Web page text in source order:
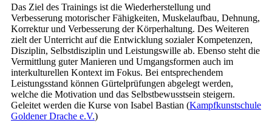
Das Ziel des Trainings ist die Wiederherstellung und
Verbesserung motorischer Fähigkeiten, Muskelaufbau, Dehnung,
Korrektur und Verbesserung der Körperhaltung. Des Weiteren
zielt der Unterricht auf die Entwicklung sozialer Kompetenzen,
Disziplin, Selbstdisziplin und Leistungswille ab. Ebenso steht die
Vermittlung guter Manieren und Umgangsformen auch im
interkulturellen Kontext im Fokus. Bei entsprechendem
Leistungsstand können Gürtelprüfungen abgelegt werden,
welche die Motivation und das Selbstbewusstsein steigern.
Geleitet werden die Kurse von Isabel Bastian (Kampfkunstschule
Goldener Drache e.V.)